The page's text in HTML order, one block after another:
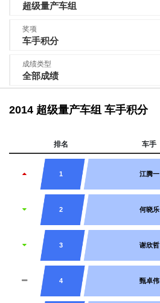
超级量产车组
奖项
车手积分
成绩类型
全部成绩
2014 超级量产车组 车手积分
排名 车手
1 江腾一
2 何晓乐
3 谢欣哲
4 甄卓伟